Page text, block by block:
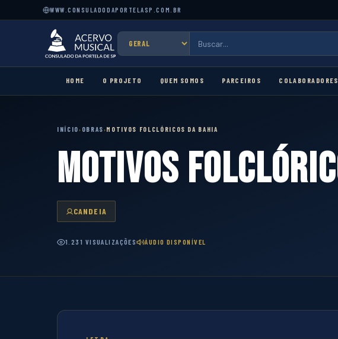
WWW.CONSULADODAPORTELASP.COM.BR
HOME O PROJETO QUEM SOMOS PARCEIROS COLABORADORES
INÍCIO› OBRAS›MOTIVOS FOLCLÓRICOS DA BAHIA
MOTIVOS
CANDEIA
1.231 VISUALIZAÇÕES ÁUDIO DISPONÍVEL